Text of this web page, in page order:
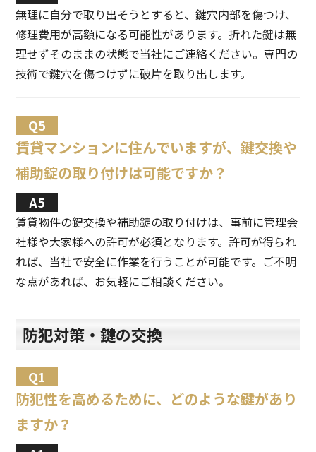
無理に自分で取り出そうとすると、鍵穴内部を傷つけ、
修理費用が高額になる可能性があります。折れた鍵は無
理せずそのままの状態で当社にご連絡ください。専門の
技術で鍵穴を傷つけずに破片を取り出します。
賃貸マンションに住んでいますが、鍵交換や
補助錠の取り付けは可能ですか？
賃貸物件の鍵交換や補助錠の取り付けは、事前に管理会
社様や大家様への許可が必須となります。許可が得られ
れば、当社で安全に作業を行うことが可能です。ご不明
な点があれば、お気軽にご相談ください。
防犯対策・鍵の交換
防犯性を高めるために、どのような鍵があり
ますか？